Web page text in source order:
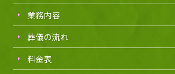
業務内容
葬儀の流れ
料金表